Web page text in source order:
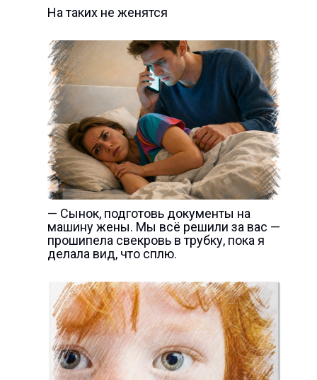
На таких не женятся
— Сынок, подготовь документы на
машину жены. Мы всё решили за вас —
прошипела свекровь в трубку, пока я
делала вид, что сплю.